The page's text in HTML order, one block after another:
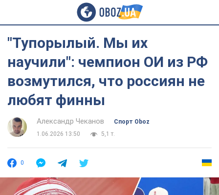
"Тупорылый. Мы их
научили": чемпион ОИ из РФ
возмутился, что россиян не
любят финны
Александр Чеканов
Спорт Oboz
1.06.2026 13:50
5,1 т.
0